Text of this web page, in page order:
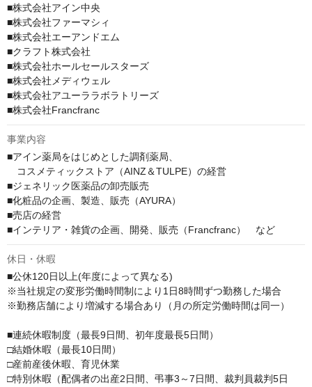
■株式会社アイン中央
■株式会社ファーマシィ
■株式会社エーアンドエム
■クラフト株式会社
■株式会社ホールセールスターズ
■株式会社メディウェル
■株式会社アユーララボラトリーズ
■株式会社Francfranc
事業内容
■アイン薬局をはじめとした調剤薬局、
コスメティックストア（AINZ＆TULPE）の経営
■ジェネリック医薬品の卸売販売
■化粧品の企画、製造、販売（AYURA）
■売店の経営
■インテリア・雑貨の企画、開発、販売（Francfranc）　など
休日・休暇
■公休120日以上(年度によって異なる)
※当社規定の変形労働時間制により1日8時間ずつ勤務した場合
※勤務店舗により増減する場合あり（月の所定労働時間は同一）
■連続休暇制度（最長9日間、初年度最長5日間）
□結婚休暇（最長10日間）
□産前産後休暇、育児休業
□特別休暇（配偶者の出産2日間、弔事3～7日間、裁判員裁判5日